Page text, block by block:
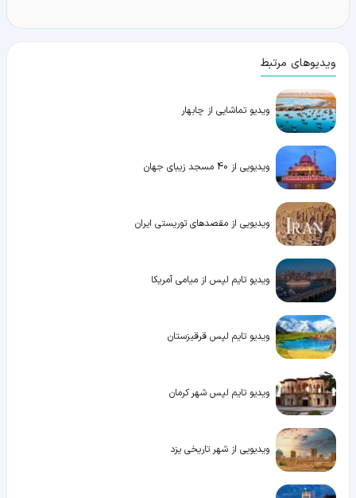
ویدیوهای مرتبط
ویدیو تماشایی از چابهار
ویدیویی از 40 مسجد زیبای جهان
ویدیویی از مقصدهای توریستی ایران
ویدیو تایم لپس از میامی آمریکا
ویدیو تایم لپس قرقیزستان
ویدیو تایم لپس شهر کرمان
ویدیویی از شهر تاریخی یزد